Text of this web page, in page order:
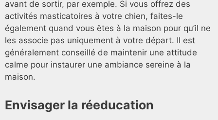
avant de sortir, par exemple. Si vous offrez des
activités masticatoires à votre chien, faites-le
également quand vous êtes à la maison pour qu’il ne
les associe pas uniquement à votre départ. Il est
généralement conseillé de maintenir une attitude
calme pour instaurer une ambiance sereine à la
maison.
Envisager la réeducation